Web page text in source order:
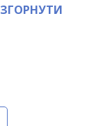
ЗГОРНУТИ